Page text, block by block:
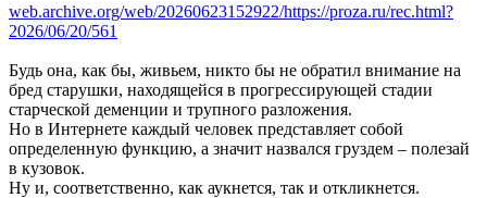
web.archive.org/web/20260623152922/https://proza.ru/rec.html?
2026/06/20/561
Будь она, как бы, живьем, никто бы не обратил внимание на
бред старушки, находящейся в прогрессирующей стадии
старческой деменции и трупного разложения.
Но в Интернете каждый человек представляет собой
определенную функцию, а значит назвался груздем – полезай
в кузовок.
Ну и, соответственно, как аукнется, так и откликнется.